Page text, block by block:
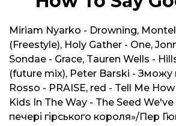
Miriam Nyarko - Drowning,
(Freestyle), Holy Gather - One,
Sondae - Grace, Tauren Wells -
(future mix), Peter Barski - Зможу
Rosso - PRAISE, red - Tell Me
Kids In The Way - The Seed We've
печері гірського короля»/Пер